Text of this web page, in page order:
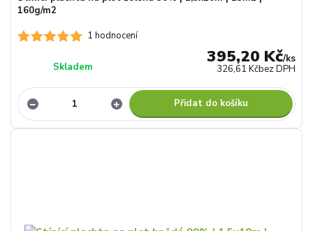
1 hodnocení
160g/m2
395,20 Kč/ks
326,61 Kčbez DPH
Skladem
Přidat do košíku